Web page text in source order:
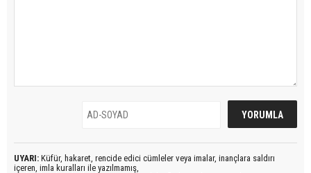
UYARI: Küfür, hakaret, rencide edici cümleler veya imalar, inançlara saldırı
içeren, imla kuralları ile yazılmamış,